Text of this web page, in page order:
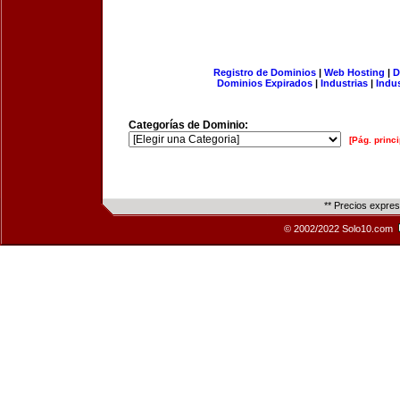
Registro de Dominios| Web Hosting |
Dominios Expirados | Industrias |
Categorías de Dominio:
[Pág.
** Precios
© 2002/2022 Solo10.com